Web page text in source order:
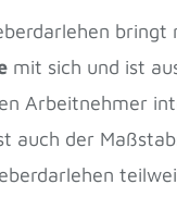
bringt
mit sich und ist
Arbeitnehmer
auch der